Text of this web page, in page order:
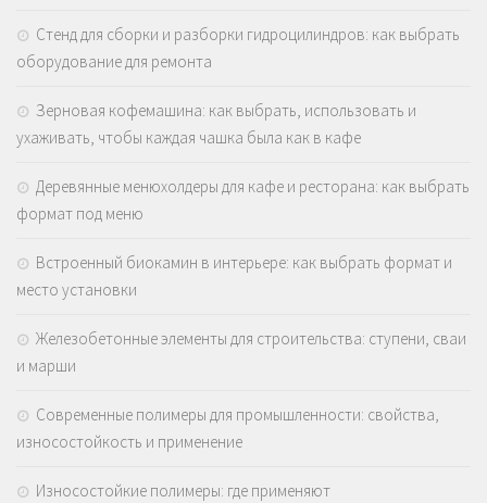
Стенд для сборки и разборки гидроцилиндров: как выбрать
оборудование для ремонта
Зерновая кофемашина: как выбрать, использовать и
ухаживать, чтобы каждая чашка была как в кафе
Деревянные менюхолдеры для кафе и ресторана: как выбрать
формат под меню
Встроенный биокамин в интерьере: как выбрать формат и
место установки
Железобетонные элементы для строительства: ступени, сваи
и марши
Современные полимеры для промышленности: свойства,
износостойкость и применение
Износостойкие полимеры: где применяют